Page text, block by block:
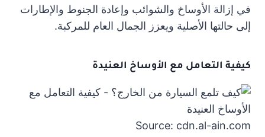
في إزالة الأوساخ والشوائب وإعادة الجنوط والإطارات
إلى حالتها الأصلية ويعزز الجمال العام للمركبة.
كيفية التعامل مع الأوساخ العنيدة
Source: cdn.al-ain.com